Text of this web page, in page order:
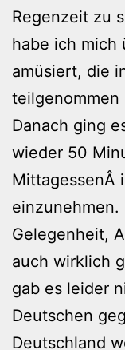
Regenzeit zu
habe ich mich
amüsiert, die
teilgenommen
Danach ging
wieder 50
MittagessenÂ
einzunehmen.
Gelegenheit,
auch wirklich
gab es leider
Deutschen
Deutschland